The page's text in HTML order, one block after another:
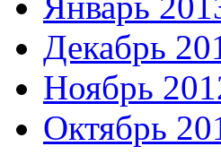
Декабрь
Ноябрь
Октябрь